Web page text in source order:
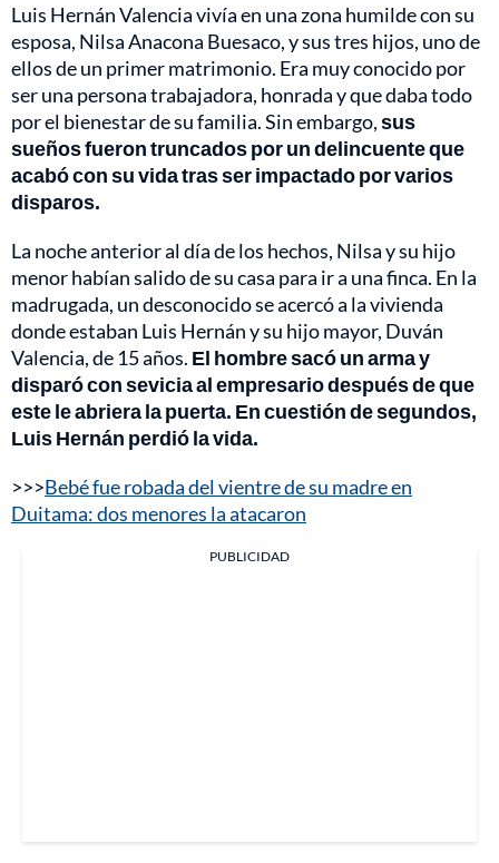
Luis Hernán Valencia vivía en una zona humilde con su
esposa, Nilsa Anacona Buesaco, y sus tres hijos, uno de
ellos de un primer matrimonio. Era muy conocido por
ser una persona trabajadora, honrada y que daba todo
por el bienestar de su familia. Sin embargo,sus
sueños fueron truncados por un delincuente que
acabó con su vida tras ser impactado por varios
disparos.
La noche anterior al día de los hechos, Nilsa y su hijo
menor habían salido de su casa para ir a una finca. En la
madrugada, un desconocido se acercó a la vivienda
donde estaban Luis Hernán y su hijo mayor, Duván
Valencia, de 15 años. El hombre sacó un arma y
disparó con sevicia al empresario después de que
este le abriera la puerta. En cuestión de segundos,
Luis Hernán perdió la vida.
>>>Bebé fue robada del vientre de su madre en
Duitama: dos menores la atacaron
PUBLICIDAD